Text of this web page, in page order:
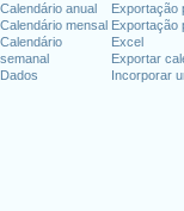
Calendário anual
Calendário mensal
Calendário
semanal
Dados
Exportação
Exportação
Excel
Exportar
Incorporar